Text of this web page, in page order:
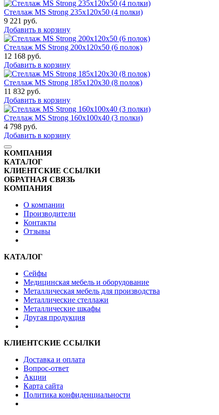
Стеллаж MS Strong 235x120x50 (4 полки)
9 221 руб.
Добавить в корзину
Стеллаж MS Strong 200x120x50 (6 полок)
12 168 руб.
Добавить в корзину
Стеллаж MS Strong 185x120x30 (8 полок)
11 832 руб.
Добавить в корзину
Стеллаж MS Strong 160x100x40 (3 полки)
4 798 руб.
Добавить в корзину
КОМПАНИЯ
КАТАЛОГ
КЛИЕНТСКИЕ ССЫЛКИ
ОБРАТНАЯ СВЯЗЬ
КОМПАНИЯ
О компании
Производители
Контакты
Отзывы
КАТАЛОГ
Сейфы
Медицинская мебель и оборудование
Металлическая мебель для производства
Металлические стеллажи
Металлические шкафы
Другая продукция
КЛИЕНТСКИЕ ССЫЛКИ
Доставка и оплата
Вопрос-ответ
Акции
Карта сайта
Политика конфиденциальности